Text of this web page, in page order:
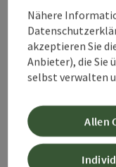
PDF
powered by
Nähere
akzeptieren Sie
Anbieter), die Sie
selbst verwalten
Allen